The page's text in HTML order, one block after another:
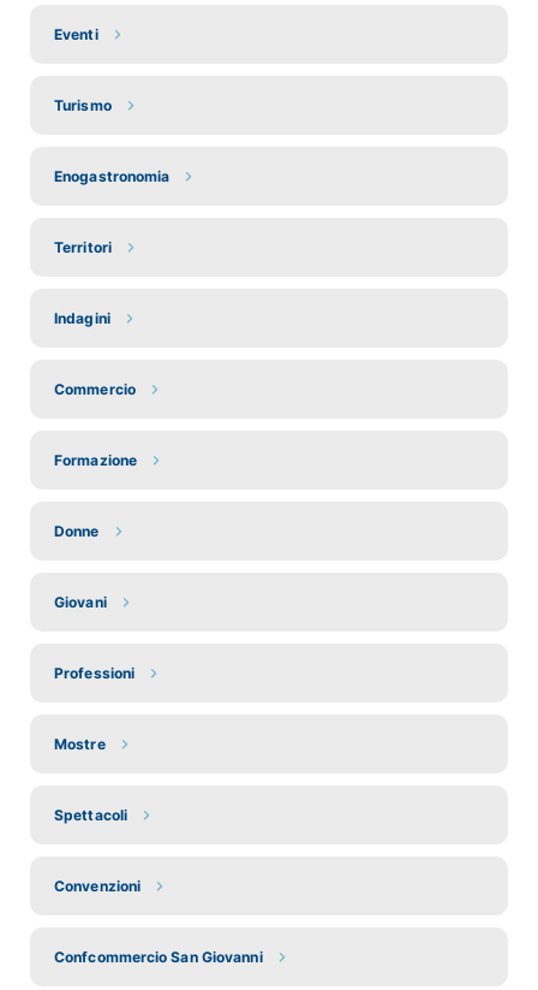
Eventi
Turismo
Enogastronomia
Territori
Indagini
Commercio
Formazione
Donne
Giovani
Professioni
Mostre
Spettacoli
Convenzioni
Confcommercio San Giovanni